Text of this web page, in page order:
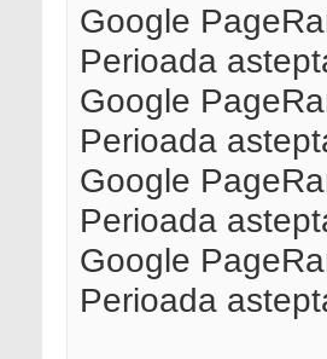
Google
Perioada
Google
Perioada
Google
Perioada
Google
Perioada